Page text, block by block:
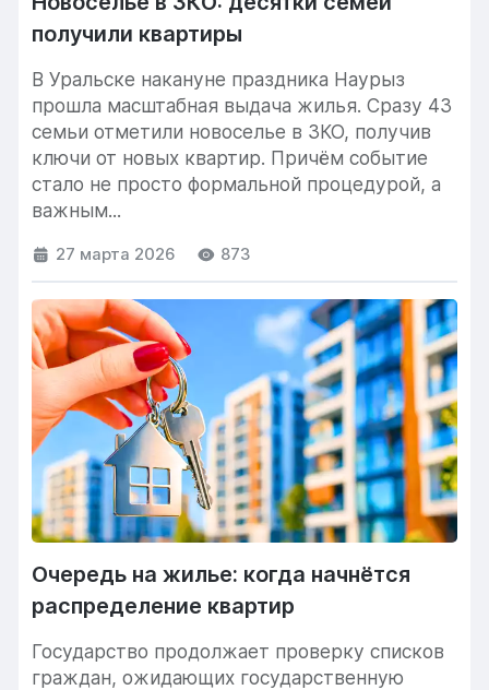
получили квартиры
В Уральске накануне праздника Наурыз
прошла масштабная выдача жилья. Сразу 43
семьи отметили новоселье в ЗКО, получив
ключи от новых квартир. Причём событие
стало не просто формальной процедурой, а
важным...
27 марта 2026 873
Очередь на жилье: когда начнётся
распределение квартир
Государство продолжает проверку списков
граждан, ожидающих государственную